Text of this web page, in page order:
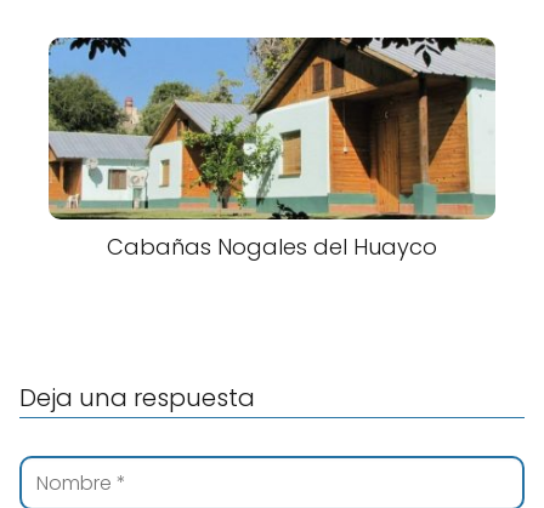
Cabañas Nogales del Huayco
Deja una respuesta